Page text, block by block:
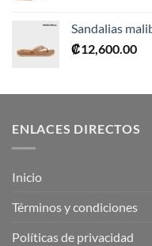
Sandalias
₡12,600.00
ENLACES DIRECTOS
Inicio
Términos y condiciones
Políticas de privacidad